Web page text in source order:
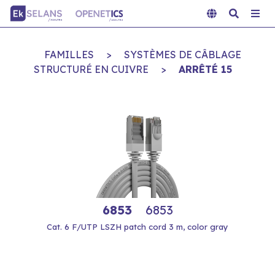
FAMILLES >
SYSTÈMES DE CÂBLAGE
STRUCTURÉ EN CUIVRE
> ARRÊTÉ 15
6853 6853
Cat. 6 F/UTP LSZH patch cord 3 m, color gray